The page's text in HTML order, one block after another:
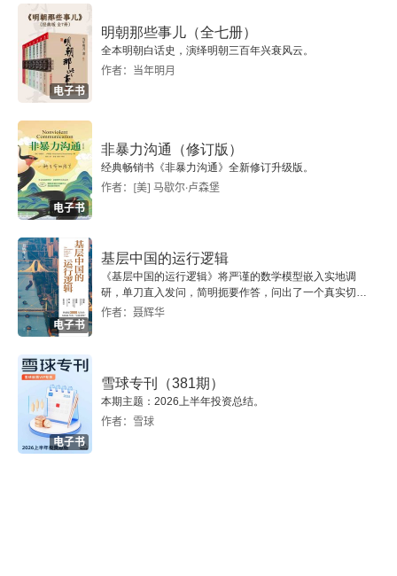
49 公元2013年粪便微生物疗法的应用
50 公元2016年小头畸形与寨卡病毒
后记 弥合传统治疗和生物科学之间的鸿沟
尾注
诺贝尔生理学或医学奖年表（1901—2021年）
关于本系列书籍编辑
电子书
明朝那些事儿（全七册）
全本明朝白话史，演绎明朝三百年兴衰风云。
作者：当年明月
电子书
非暴力沟通（修订版）
经典畅销书《非暴力沟通》全新修订升级版。
作者：[美] 马歇尔·卢森堡
电子书
基层中国的运行逻辑
《基层中国的运行逻辑》将严谨的数学模型嵌入实地调
研，单刀直入发问，简明扼要作答，问出了一个真实切近
的基层中国。
作者：聂辉华
电子书
雪球专刊（381期）
本期主题：2026上半年投资总结。
作者：雪球